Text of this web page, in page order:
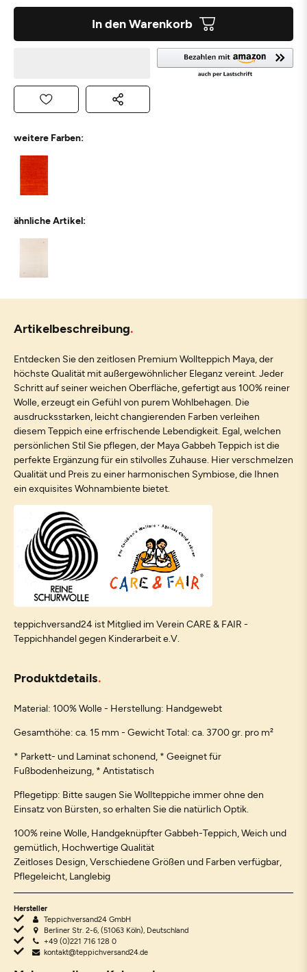
In den Warenkorb
weitere Farben:
ähnliche Artikel:
Artikelbeschreibung
Entdecken Sie den zeitlosen Premium Wollteppich Maya, der
höchste Qualität mit außergewöhnlicher Eleganz vereint. Jeder
Schritt auf seiner weichen Oberfläche, gefertigt aus 100% reiner
Wolle, erzeugt ein Gefühl von purem Wohlbehagen. Die
ausdrucksstarken, leicht changierenden Farben verleihen
diesem Teppich eine erfrischende Lebendigkeit. Egal, welchen
persönlichen Stil Sie pflegen, der Maya Gabbeh Teppich ist die
perfekte Ergänzung für ein stilvolles Zuhause. Hier verschmelzen
Qualität und Preis zu einer harmonischen Symbiose, die Ihnen
ein exquisites Wohnambiente bietet.
teppichversand24 ist Mitglied im Verein CARE & FAIR -
Teppichhandel gegen Kinderarbeit e.V.
Produktdetails
Material: 100% Wolle - Herstellung: Handgewebt
Gesamthöhe: ca. 15 mm - Gewicht Total: ca. 3700 gr. pro m²
* Parkett- und Laminat schonend, * Geeignet für
Fußbodenheizung, * Antistatisch
Pflegetipp: Bitte saugen Sie Wollteppiche immer ohne den
Einsatz von Bürsten, so erhalten Sie die natürlich Optik.
100% reine Wolle, Handgeknüpfter Gabbeh-Teppich, Weich und
gemütlich, Hochwertige Qualität
Zeitloses Design, Verschiedene Größen und Farben verfügbar,
Pflegeleicht, Langlebig
Hersteller
Teppichversand24 GmbH
Berliner Str. 2-6, (51063 Köln), Deutschland
+49 (0)221 716 128 0
kontakt@teppichversand24.de